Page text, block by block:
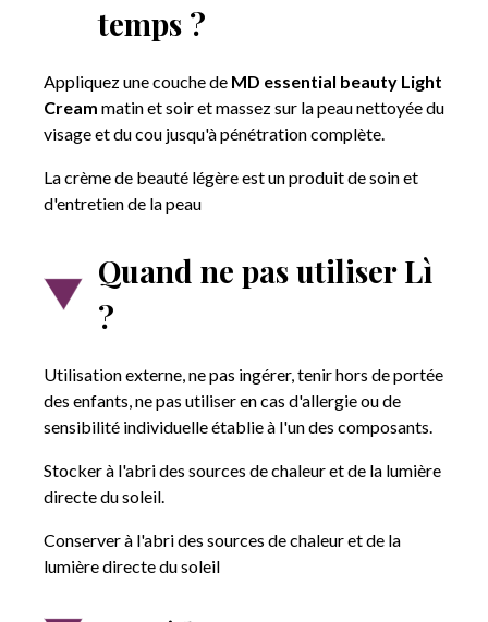
temps ?
Appliquez une couche de MD essential beauty Light
Cream matin et soir et massez sur la peau nettoyée du
visage et du cou jusqu'à pénétration complète.
La crème de beauté légère est un produit de soin et
d'entretien de la peau
Quand ne pas utiliser Lì
?
Utilisation externe, ne pas ingérer, tenir hors de portée
des enfants, ne pas utiliser en cas d'allergie ou de
sensibilité individuelle établie à l'un des composants.
Stocker à l'abri des sources de chaleur et de la lumière
directe du soleil.
Conserver à l'abri des sources de chaleur et de la
lumière directe du soleil